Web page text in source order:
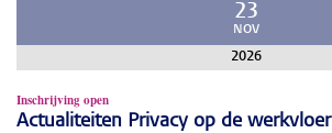
23
NOV
2026
Inschrijving open
Actualiteiten Privacy op de werkvloer